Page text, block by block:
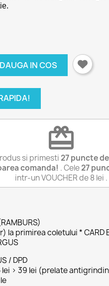
IN COS
redeem
si primesti 27puncte
comanda! . Cele27
intr-un VOUCHER de8 lei .
la primirea coletului * CARD
/ DPD
> 39 lei (prelate